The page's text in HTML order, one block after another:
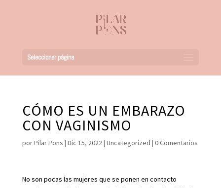
Seleccionar página
CÓMO ES UN EMBARAZO
CON VAGINISMO
porPilar Pons | Dic 15, 2022| Uncategorized | 0 Comentarios
No son pocas las mujeres que se ponen en contacto